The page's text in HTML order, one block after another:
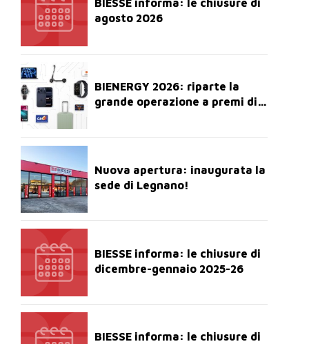
BIESSE informa: le chiusure di
agosto 2026
BIENERGY 2026: riparte la
grande operazione a premi di
Nuova apertura: inaugurata la
sede di Legnano!
BIESSE informa: le chiusure di
dicembre-gennaio 2025-26
BIESSE informa: le chiusure di